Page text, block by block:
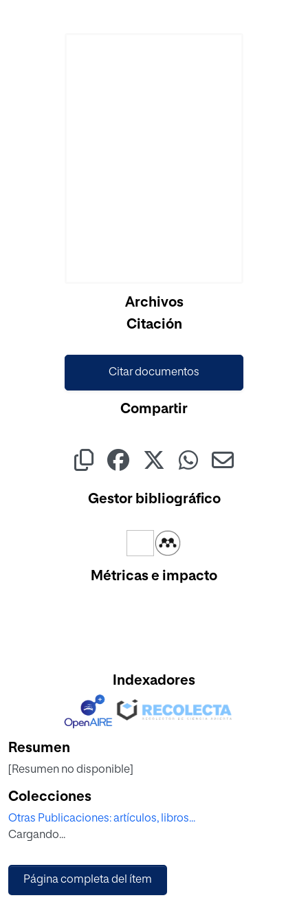
Archivos
Citación
Citar documentos
Compartir
Gestor bibliográfico
Métricas e impacto
Indexadores
Resumen
[Resumen no disponible]
Colecciones
Otras Publicaciones: artículos, libros...
Cargando...
Página completa del ítem